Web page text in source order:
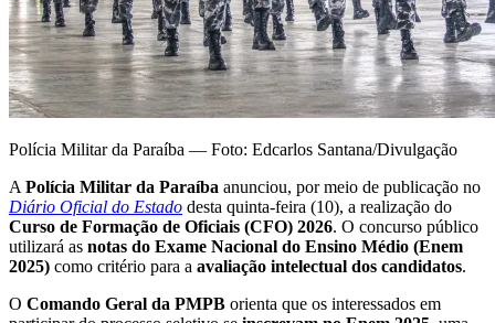
Polícia Militar da Paraíba — Foto: Edcarlos Santana/Divulgação
A Polícia Militar da Paraíba anunciou, por meio de publicação no
Diário Oficial do Estado desta quinta-feira (10), a realização do
Curso de Formação de Oficiais (CFO) 2026. O concurso público
utilizará as notas do Exame Nacional do Ensino Médio (Enem
2025) como critério para a avaliação intelectual dos candidatos.
O Comando Geral da PMPB orienta que os interessados em